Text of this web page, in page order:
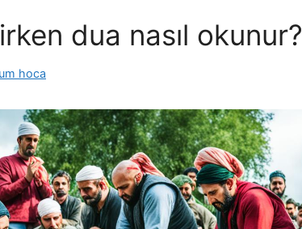
dua nasıl okunur?
hoca